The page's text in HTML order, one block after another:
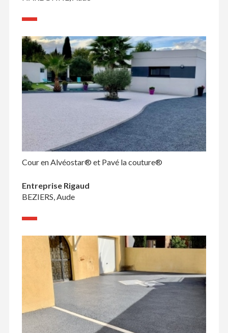
Cour en Alvéostar® et Pavé la couture®
Entreprise Rigaud
BEZIERS, Aude